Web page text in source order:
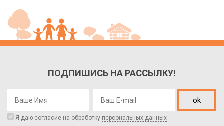
ПОДПИШИСЬ НА РАССЫЛКУ!
ok
Я даю согласие на обработку персональных данных